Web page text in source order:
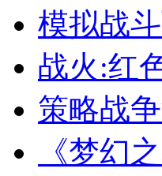
模拟战
战火:红
策略战
《梦幻